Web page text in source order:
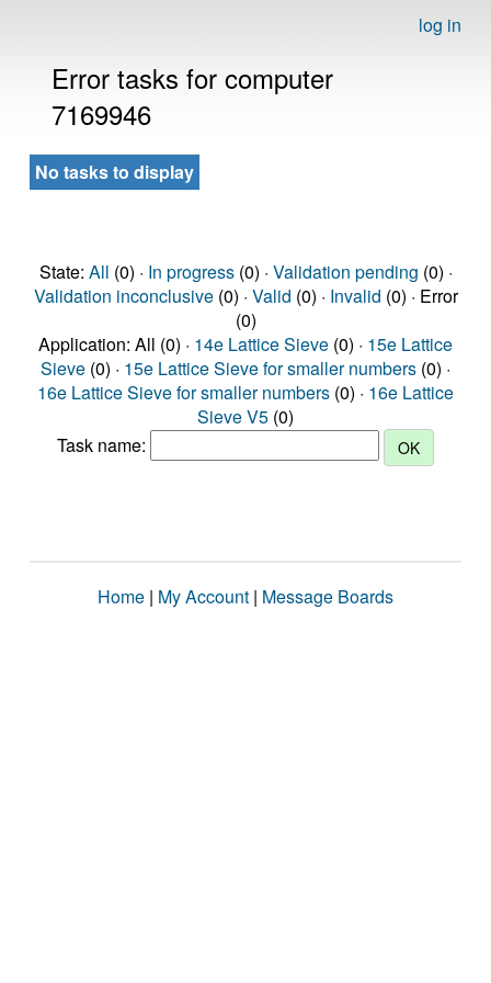
log in
Error tasks for computer
7169946
No tasks to display
State: All (0) · In progress(0) · Validation pending (0) ·
Validation inconclusive(0) · Valid (0) · Invalid (0) · Error
(0)
Application: All (0) · 14e Lattice Sieve (0) · 15e Lattice
Sieve (0) · 15e Lattice Sieve for smaller numbers (0) ·
16e Lattice Sieve for smaller numbers (0) · 16e Lattice
Sieve V5 (0)
Task name:
Home | My Account | Message Boards